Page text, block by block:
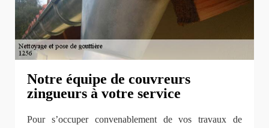
Notre équipe de couvreurs
zingueurs à votre service
Pour s’occuper convenablement de vos travaux de